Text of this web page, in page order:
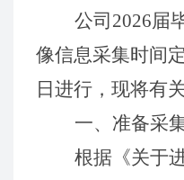
公司 2026届
像信息采集时间
日进行，现将有
一、准备采
根据《关于